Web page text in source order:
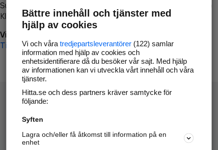
Surfa till
Klicka påTillbaka-knappen i webbläsaren och försök igen
Vi beklagar besväret!
Till startsidan
Hitta.se - Gratis nummerupplysning.
Sök företag, personer och platser.
Bättre innehåll och tjänster med
hjälp av cookies
Vi och våra tredjepartsleverantörer(122) samlar
information med hjälp av cookies och
enhetsidentifierare då du besöker vår sajt. Med hjälp
av informationen kan vi utveckla vårt innehåll och våra
tjänster.
Hitta.se och dess partners kräver samtycke för
följande:
Syften
Lagra och/eller få åtkomst till information på en
enhet